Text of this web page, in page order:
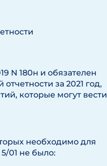
N 180н и обязателен
за 2021 год,
которые могут вести
необходимо для
01 не было: